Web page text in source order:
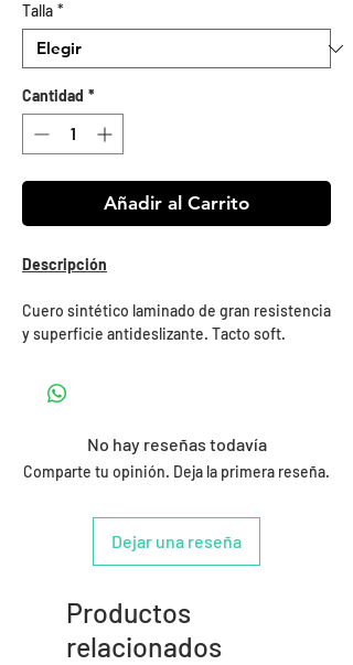
oferta
Talla *
Cantidad *
Añadir al Carrito
Descripción
Cuero sintético laminado de gran resistencia
y superficie antideslizante. Tacto soft.
No hay reseñas todavía
Comparte tu opinión. Deja la primera reseña.
Dejar una reseña
Productos
relacionados